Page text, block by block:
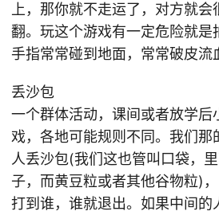
上，那你就不走运了，对方就
翻。玩这个游戏有一定危险就是
手指常常碰到地面，常常破皮流
丢沙包
一个群体活动，课间或者放学后
戏，各地可能规则不同。我们那
人丢沙包(我们这也管叫口袋，
子，而黄豆粒或者其他谷物粒)
打到谁，谁就退出。如果中间的